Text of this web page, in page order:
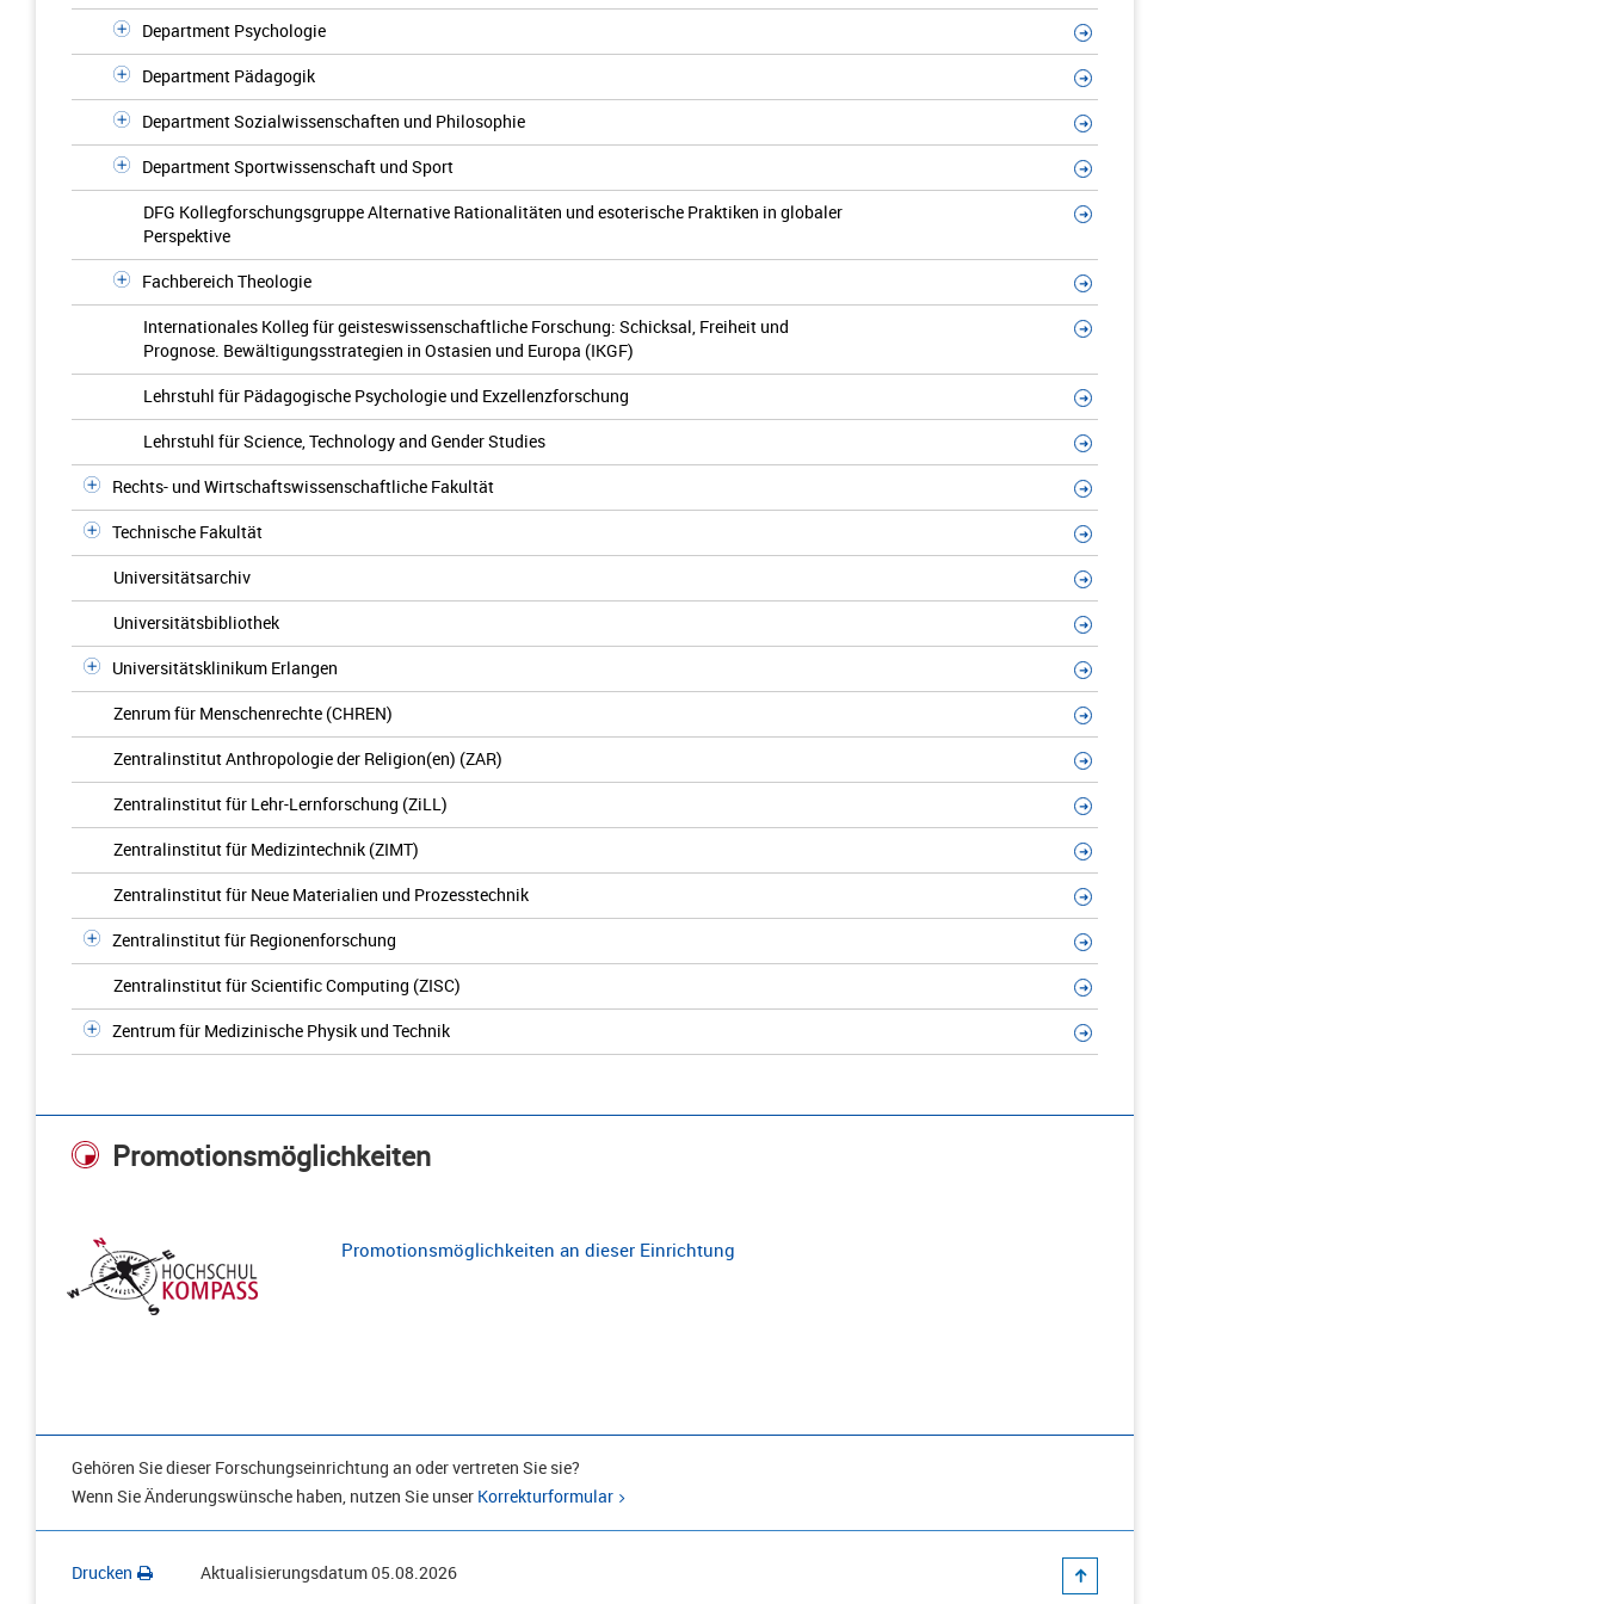
Department Psychologie
Department Pädagogik
Department Sozialwissenschaften und Philosophie
Department Sportwissenschaft und Sport
DFG Kollegforschungsgruppe Alternative Rationalitäten und esoterische Praktiken in globaler
Perspektive
Fachbereich Theologie
Internationales Kolleg für geisteswissenschaftliche Forschung: Schicksal, Freiheit und
Prognose. Bewältigungsstrategien in Ostasien und Europa (IKGF)
Lehrstuhl für Pädagogische Psychologie und Exzellenzforschung
Lehrstuhl für Science, Technology and Gender Studies
Rechts- und Wirtschaftswissenschaftliche Fakultät
Technische Fakultät
Universitätsarchiv
Universitätsbibliothek
Universitätsklinikum Erlangen
Zenrum für Menschenrechte (CHREN)
Zentralinstitut Anthropologie der Religion(en) (ZAR)
Zentralinstitut für Lehr-Lernforschung (ZiLL)
Zentralinstitut für Medizintechnik (ZIMT)
Zentralinstitut für Neue Materialien und Prozesstechnik
Zentralinstitut für Regionenforschung
Zentralinstitut für Scientific Computing (ZISC)
Zentrum für Medizinische Physik und Technik
Promotionsmöglichkeiten
Promotionsmöglichkeiten an dieser Einrichtung
Gehören Sie dieser Forschungseinrichtung an oder vertreten Sie sie?
Wenn Sie Änderungswünsche haben, nutzen Sie unser Korrekturformular
Drucken Aktualisierungsdatum05.08.2026